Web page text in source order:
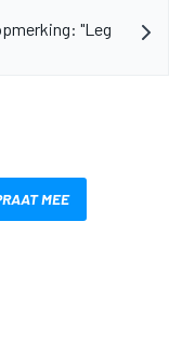
"Leg
MEE